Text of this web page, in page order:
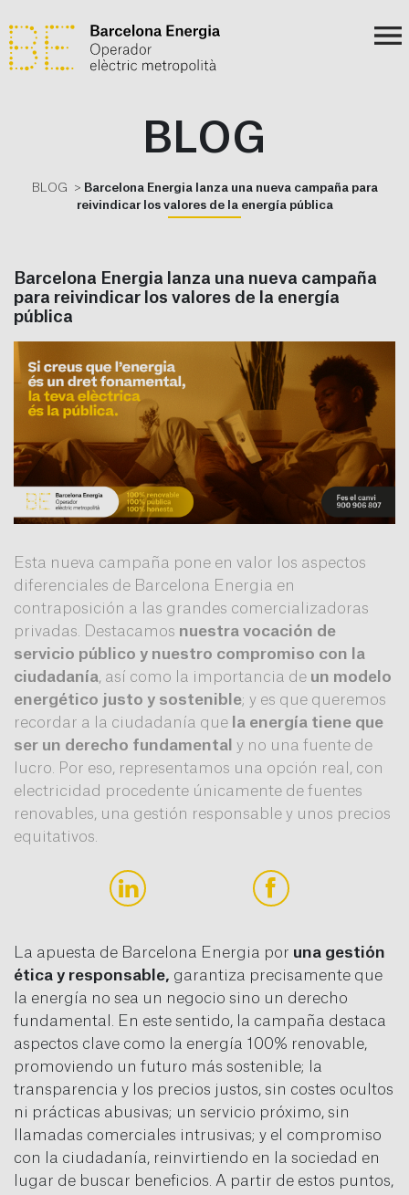
BLOG
BLOG
Barcelona Energia lanza una nueva campaña para
reivindicar los valores de la energía pública
Barcelona Energia lanza una nueva campaña
para reivindicar los valores de la energía
pública
Esta nueva campaña pone en valor los aspectos
diferenciales de Barcelona Energia en
contraposición a las grandes comercializadoras
privadas. Destacamos nuestra vocación de
servicio público y nuestro compromiso con la
ciudadanía, así como la importancia de un modelo
energético justo y sostenible; y es que queremos
recordar a la ciudadanía que la energía tiene que
ser un derecho fundamental y no una fuente de
lucro. Por eso, representamos una opción real, con
electricidad procedente únicamente de fuentes
renovables, una gestión responsable y unos precios
equitativos.
La apuesta de Barcelona Energia por una gestión
ética y responsable, garantiza precisamente que
la energía no sea un negocio sino un derecho
fundamental. En este sentido, la campaña destaca
aspectos clave como la energía 100% renovable,
promoviendo un futuro más sostenible; la
transparencia y los precios justos, sin costes ocultos
ni prácticas abusivas; un servicio próximo, sin
llamadas comerciales intrusivas; y el compromiso
con la ciudadanía, reinvirtiendo en la sociedad en
lugar de buscar beneficios. A partir de estos puntos,